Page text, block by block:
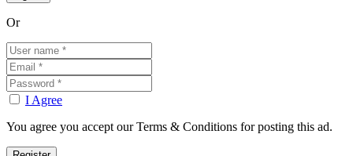
Or
I Agree
You agree you accept our Terms & Conditions for posting this ad.